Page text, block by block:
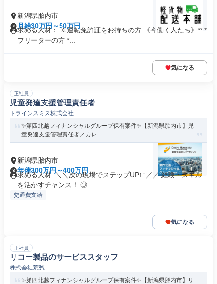
新潟県胎内市
月給30万円～50万円
求める人材： ※運転免許証をお持ちの方 《今働く人たち》** *
フリーターの方 *...
気になる
正社員
児童発達支援管理責任者
トラインスミス株式会社
✨️第四北越フィナンシャルグループ保有案件✨️【新潟県胎内市】児
童発達支援管理責任者／カレ...
新潟県胎内市
年俸300万円～400万円
求める人材: ＼＼次の現場でステップUP↑↑／／ 経験・スキル
を活かすチャンス！ ◎...
交通費支給
気になる
正社員
リコー製品のサービススタッフ
株式会社荒惣
✨️第四北越フィナンシャルグループ保有案件✨️【新潟県胎内市】リ